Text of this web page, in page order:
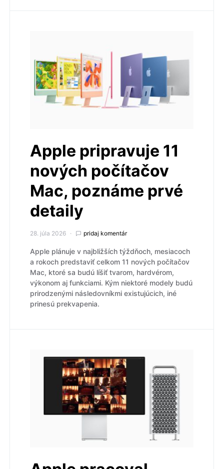
Apple pripravuje 11
nových počítačov
Mac, poznáme prvé
detaily
28. júla 2026 pridaj komentár
Apple plánuje v najbližších týždňoch, mesiacoch
a rokoch predstaviť celkom 11 nových počítačov
Mac, ktoré sa budú líšiť tvarom, hardvérom,
výkonom aj funkciami. Kým niektoré modely budú
prirodzenými následovníkmi existujúcich, iné
prinesú prekvapenia.